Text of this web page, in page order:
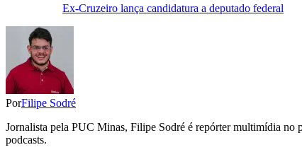
Ex-Cruzeiro lança candidatura a deputado federal
PorFilipe Sodré
Jornalista pela PUC Minas, Filipe Sodré é repórter multimídia
podcasts.